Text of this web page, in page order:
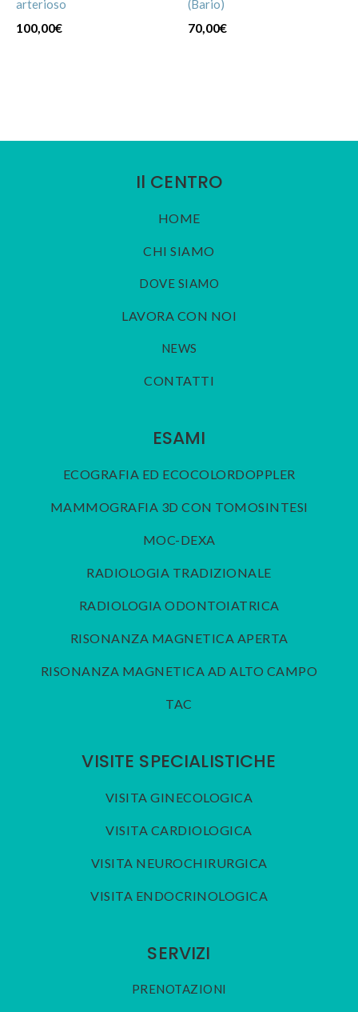
arterioso
100,00€
(Bario)
70,00€
Il CENTRO
HOME
CHI SIAMO
DOVE SIAMO
LAVORA CON NOI
NEWS
CONTATTI
ESAMI
ECOGRAFIA ED ECOCOLORDOPPLER
MAMMOGRAFIA 3D CON TOMOSINTESI
MOC-DEXA
RADIOLOGIA TRADIZIONALE
RADIOLOGIA ODONTOIATRICA
RISONANZA MAGNETICA APERTA
RISONANZA MAGNETICA AD ALTO CAMPO
TAC
VISITE SPECIALISTICHE
VISITA GINECOLOGICA
VISITA CARDIOLOGICA
VISITA NEUROCHIRURGICA
VISITA ENDOCRINOLOGICA
SERVIZI
PRENOTAZIONI